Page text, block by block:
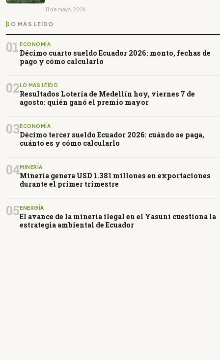
11 de mayo, 2026
LO MÁS LEÍDO
01 ECONOMÍA
Décimo cuarto sueldo Ecuador 2026: monto, fechas de
pago y cómo calcularlo
02 LO MÁS LEÍDO
Resultados Lotería de Medellín hoy, viernes 7 de
agosto: quién ganó el premio mayor
03ECONOMÍA
Décimo tercer sueldo Ecuador 2026: cuándo se paga,
cuánto es y cómo calcularlo
04MINERÍA
Minería genera USD 1.381 millones en exportaciones
durante el primer trimestre
05 ENERGÍA
El avance de la minería ilegal en el Yasuní cuestiona la
estrategia ambiental de Ecuador